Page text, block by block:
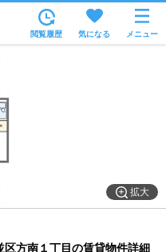
場から
学時間から
集から
閲覧履歴 気になる メニュー
拡大
方南１丁目の賃貸物件詳細